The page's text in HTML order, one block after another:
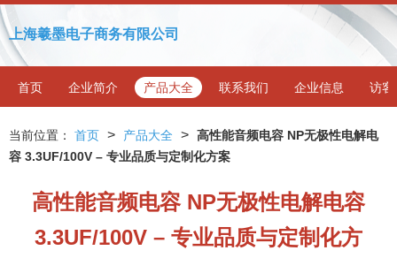
上海羲墨电子商务有限公司
首页 企业简介 产品大全 联系我们 企业信息 访客
当前位置： 首页 > 产品大全 > 高性能音频电容 NP无极性电解电
容 3.3UF/100V – 专业品质与定制化方案
高性能音频电容 NP无极性电解电容
3.3UF/100V – 专业品质与定制化方